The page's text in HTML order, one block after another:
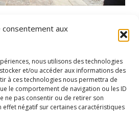
consentement aux
nous utilisons des technologies
et/ou accéder aux informations des
à ces technologies nous permettra de
le comportement de navigation ou les ID
ne pas consentir ou de retirer son
effet négatif sur certaines caractéristiques
: yan-forhan.com